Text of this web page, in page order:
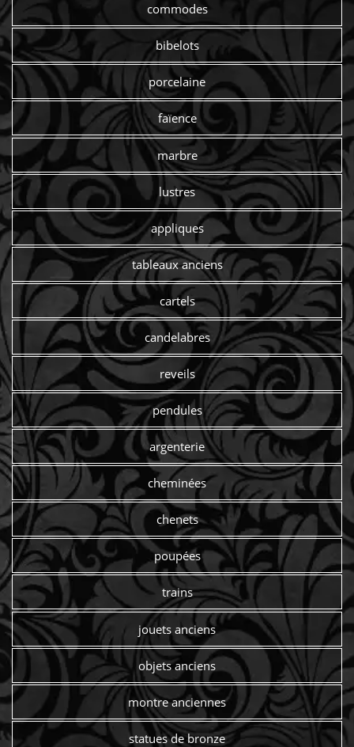
commodes
bibelots
porcelaine
faïence
marbre
lustres
appliques
tableaux anciens
cartels
candelabres
reveils
pendules
argenterie
cheminées
chenets
poupées
trains
jouets anciens
objets anciens
montre anciennes
statues de bronze